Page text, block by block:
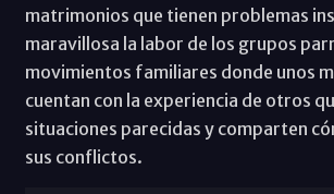
matrimonios que tienen problemas
maravillosa la labor de los grupos
movimientos familiares donde unos
cuentan con la experiencia de otros
situaciones parecidas y comparten
sus conflictos.